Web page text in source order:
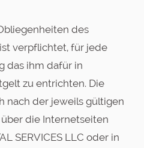
des
verpflichtet, für jede
das ihm dafür in
zu entrichten. Die
nach der jeweils gültigen
die Internetseiten
SERVICES LLC oder in